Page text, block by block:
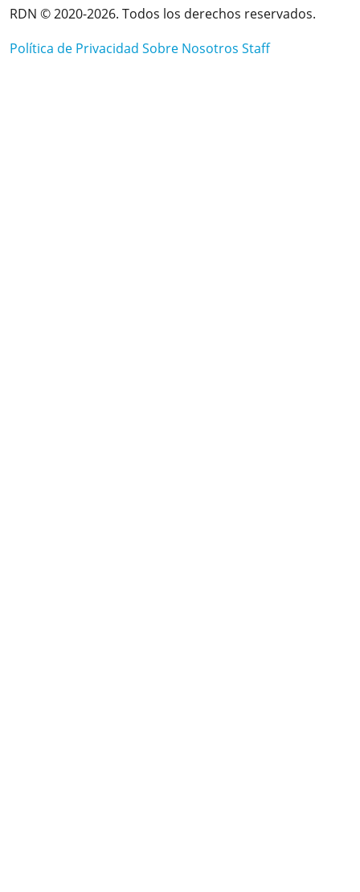
RDN © 2020-2026. Todos los derechos reservados.
Política de Privacidad Sobre Nosotros Staff